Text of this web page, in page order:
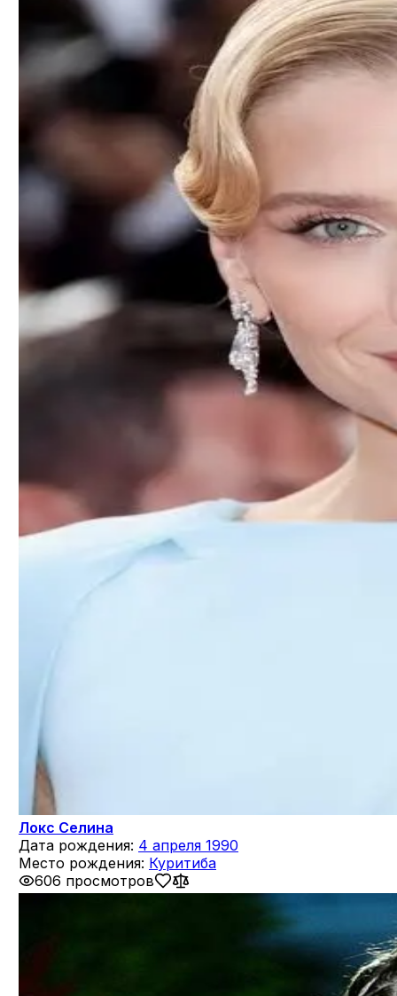
Локс Селина
Дата рождения: 4 апреля 1990
Место рождения: Куритиба
606 просмотров